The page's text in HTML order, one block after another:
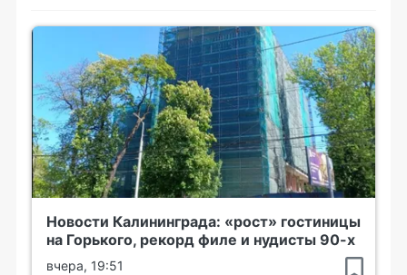
Новости Калининграда: «рост» гостиницы
на Горького, рекорд филе и нудисты 90-х
вчера, 19:51